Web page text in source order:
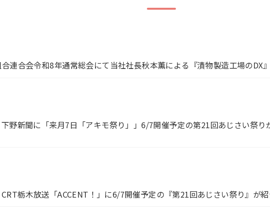
連合会令和8年通常総会にて当社社長秋本薫による『漬物製造工場のDX
下野新聞に「来月7日「アキモ祭り」」6/7開催予定の第21回あじさい祭り
CRT栃木放送「ACCENT！」に6/7開催予定の『第21回あじさい祭り』が